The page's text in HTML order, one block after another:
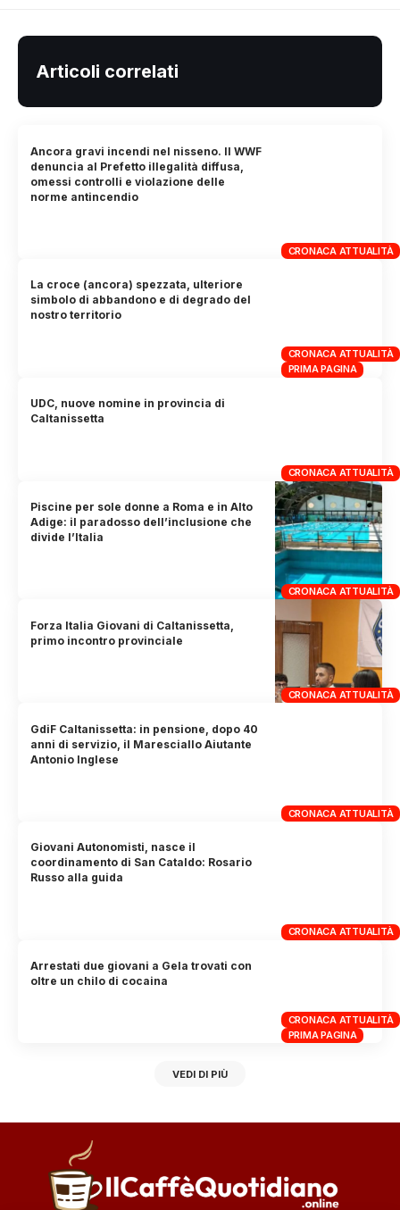
Articoli correlati
CRONACA ATTUALITÀ
Ancora gravi incendi nel nisseno. Il WWF
denuncia al Prefetto illegalità diffusa,
omessi controlli e violazione delle
norme antincendio
CRONACA ATTUALITÀ
PRIMA PAGINA
La croce (ancora) spezzata, ulteriore
simbolo di abbandono e di degrado del
nostro territorio
CRONACA ATTUALITÀ
UDC, nuove nomine in provincia di
Caltanissetta
CRONACA ATTUALITÀ
Piscine per sole donne a Roma e in Alto
Adige: il paradosso dell’inclusione che
divide l’Italia
CRONACA ATTUALITÀ
Forza Italia Giovani di Caltanissetta,
primo incontro provinciale
CRONACA ATTUALITÀ
GdiF Caltanissetta: in pensione, dopo 40
anni di servizio, il Maresciallo Aiutante
Antonio Inglese
CRONACA ATTUALITÀ
Giovani Autonomisti, nasce il
coordinamento di San Cataldo: Rosario
Russo alla guida
CRONACA ATTUALITÀ
PRIMA PAGINA
Arrestati due giovani a Gela trovati con
oltre un chilo di cocaina
VEDI DI PIÙ